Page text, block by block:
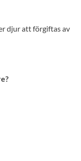
djur att förgiftas av